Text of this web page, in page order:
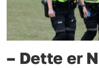
– Dette er